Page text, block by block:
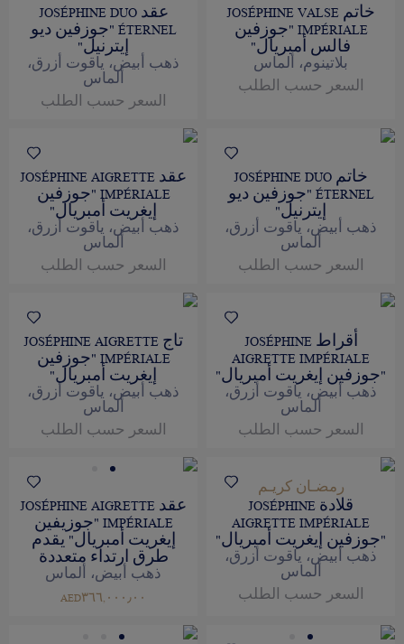
خاتم JOSÉPHINE VALSE
IMPÉRIALE "جوزفين
فالس أمبريال"
بلاتينوم، ألماس
السعر حسب الطلب
عقد JOSÉPHINE DUO
ÉTERNEL "جوزفين ديو
إيترنيل"
ذهب أبيض، ياقوت أزرق،
ألماس
السعر حسب الطلب
خاتم JOSÉPHINE DUO
ÉTERNEL "جوزفين ديو
إيترنيل"
ذهب أبيض، ياقوت أزرق،
ألماس
السعر حسب الطلب
عقد JOSÉPHINE AIGRETTE
IMPÉRIALE "جوزفين
إيغريت أمبريال"
ذهب أبيض، ياقوت أزرق،
ألماس
السعر حسب الطلب
أقراط JOSÉPHINE
AIGRETTE IMPÉRIALE
"جوزفين إيغريت أمبريال"
ذهب أبيض، ياقوت أزرق،
ألماس
السعر حسب الطلب
تاج JOSÉPHINE AIGRETTE
IMPÉRIALE "جوزفين
إيغريت أمبريال"
ذهب أبيض، ياقوت أزرق،
ألماس
السعر حسب الطلب
رمضـان كريـم
قلادة JOSÉPHINE
AIGRETTE IMPÉRIALE
"جوزفين إيغريت أمبريال"
ذهب أبيض، ياقوت أزرق،
ألماس
السعر حسب الطلب
عقد JOSÉPHINE AIGRETTE
IMPÉRIALE "جوزيفين
إيغريت أمبريال" يقدم
طرق ارتداء متعددة
ذهب أبيض، ألماس
AED٣٦٦,٠٠٠٫٠٠